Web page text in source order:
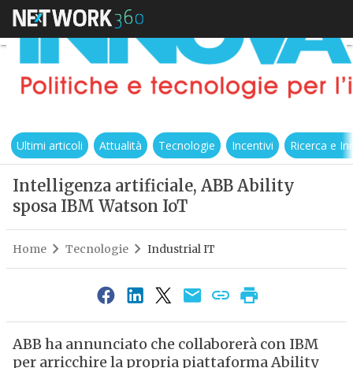
Ultimi articoli Attualità Tecnologie Incentivi Ricerca e
Intelligenza artificiale, ABB Ability
sposa IBM Watson IoT
Home Tecnologie Industrial IT
ABB ha annunciato che collaborerà con IBM
per arricchire la propria piattaforma Ability